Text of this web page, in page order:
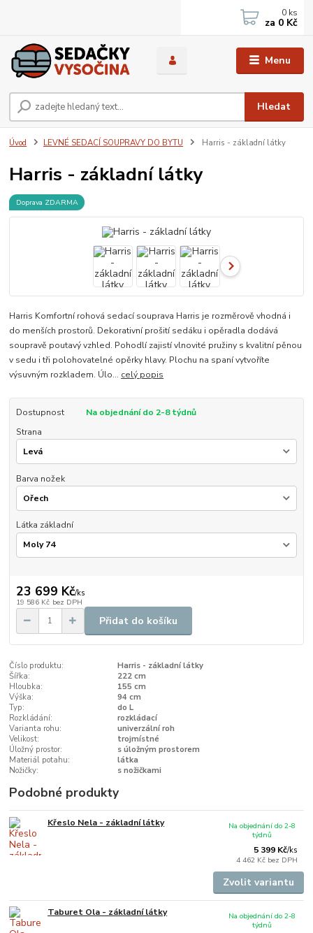
Menu
Hledat
0 ks
za 0 Kč
Úvod LEVNÉ SEDACÍ SOUPRAVY DO BYTU Harris - základní látky
Harris - základní látky
Doprava ZDARMA
Harris Komfortní rohová sedací souprava Harris je rozměrově vhodná i
do menších prostorů. Dekorativní prošití sedáku i opěradla dodává
soupravě poutavý vzhled. Pohodlí zajistí vlnovité pružiny s kvalitní pěnou
v sedu i tři polohovatelné opěrky hlavy. Plochu na spaní vytvoříte
výsuvným rozkladem. Úlo... celý popis
Dostupnost
Na objednání do 2-8 týdnů
Strana
Barva nožek
Látka základní
23 699 Kč/ks
19 586 Kč bez DPH
Přidat do košíku
Číslo produktu:
Harris - základní látky
Šířka:
222 cm
Hloubka:
155 cm
Výška:
94 cm
Typ:
do L
Rozkládání:
rozkládací
Varianta rohu:
univerzální roh
Velikost:
trojmístné
Úložný prostor:
s úložným prostorem
Materiál potahu:
látka
Nožičky:
s nožičkami
Podobné produkty
Křeslo Nela - základní látky
5 399 Kč/ks
4 462 Kč bez DPH
Na objednání do 2-8
týdnů
Zvolit variantu
Taburet Ola - základní látky
Na objednání do 2-8
týdnů